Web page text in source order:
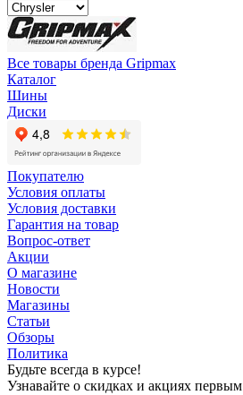
Все товары бренда Gripmax
Каталог
Шины
Диски
Покупателю
Условия оплаты
Условия доставки
Гарантия на товар
Вопрос-ответ
Акции
О магазине
Новости
Магазины
Статьи
Обзоры
Политика
Будьте всегда в курсе!
Узнавайте о скидках и акциях первым